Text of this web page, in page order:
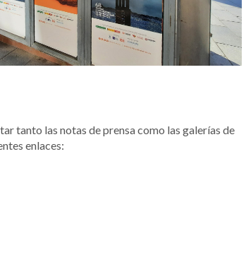
tanto las notas de prensa como las galerías de
enlaces: